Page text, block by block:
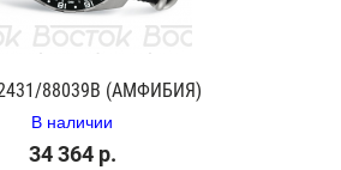
88039В (АМФИБИЯ)
В наличии
34 364 р.